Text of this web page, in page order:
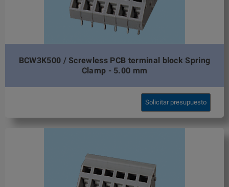
BCW3K500 / Screwless PCB terminal block Spring
Clamp - 5.00 mm
Solicitar presupuesto